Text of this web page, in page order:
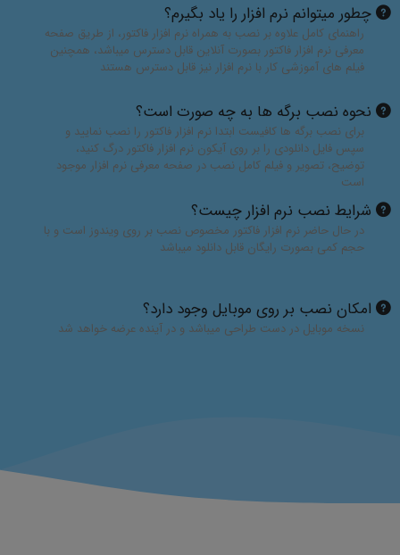
چطور میتوانم نرم افزار را یاد بگیرم؟
راهنمای کامل علاوه بر نصب به همراه نرم افزار فاکتور، از طریق صفحه
معرفی نرم افزار فاکتور بصورت آنلاین قابل دسترس میباشد، همچنین
فیلم های آموزشی کار با نرم افزار نیز قابل دسترس هستند
نحوه نصب برگه ها به چه صورت است؟
برای نصب برگه ها کافیست ابتدا نرم افزار فاکتور را نصب نمایید و
سپس فایل دانلودی را بر روی آیکون نرم افزار فاکتور درگ کنید،
توضیح، تصویر و فیلم کامل نصب در صفحه معرفی نرم افزار موجود
است
شرایط نصب نرم افزار چیست؟
در حال حاضر نرم افزار فاکتور مخصوص نصب بر روی ویندوز است و با
حجم کمی بصورت رایگان قابل دانلود میباشد
امکان نصب بر روی موبایل وجود دارد؟
نسخه موبایل در دست طراحی میباشد و در آینده عرضه خواهد شد